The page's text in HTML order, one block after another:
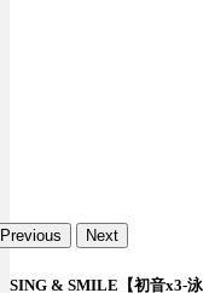
Previous Next
SING & SMILE【初音x3-泳